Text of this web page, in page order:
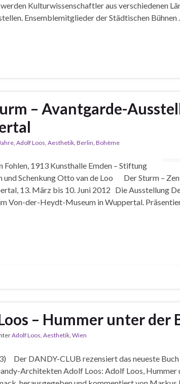
Kulturwissenschaftler aus verschiedenen
Ensemblemitglieder der Städtischen Bühnen
– Avantgarde-
, Adolf Loos, Aesthetik, Berlin, Bohème
Fohlen, 1913 Kunsthalle Emden – Stiftung
und Schenkung Otto van de Loo Der Sturm –
13. März bis 10. Juni 2012 Die Ausstellung
Von-der-Heydt-Museum in Wuppertal.
– Hummer unter der
Adolf Loos, Aesthetik, Wien
Der DANDY-CLUB rezensiert das neueste Buch
Architekten Adolf Loos: Adolf Loos,